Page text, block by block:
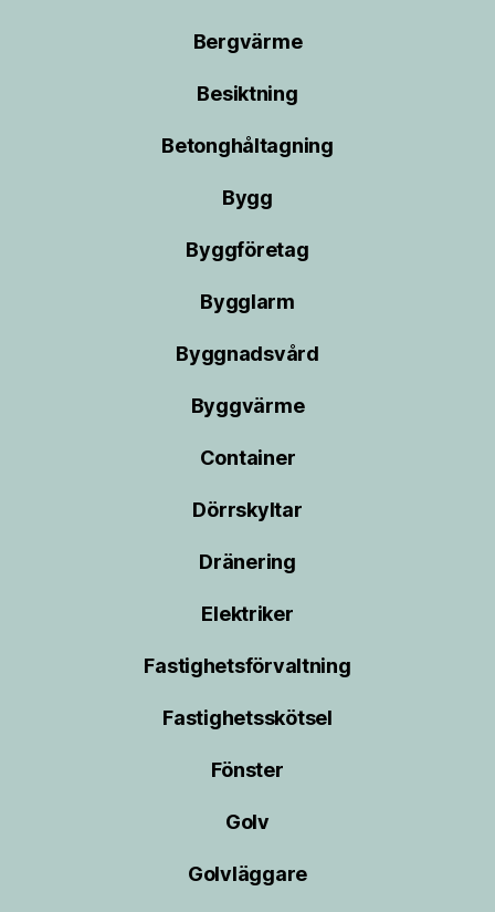
Bergvärme
Besiktning
Betonghåltagning
Bygg
Byggföretag
Bygglarm
Byggnadsvård
Byggvärme
Container
Dörrskyltar
Dränering
Elektriker
Fastighetsförvaltning
Fastighetsskötsel
Fönster
Golv
Golvläggare